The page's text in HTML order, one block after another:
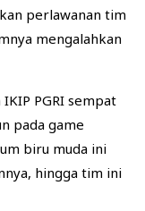
perlawanan tim
mengalahkan
PGRI sempat
pada game
biru muda ini
hingga tim ini